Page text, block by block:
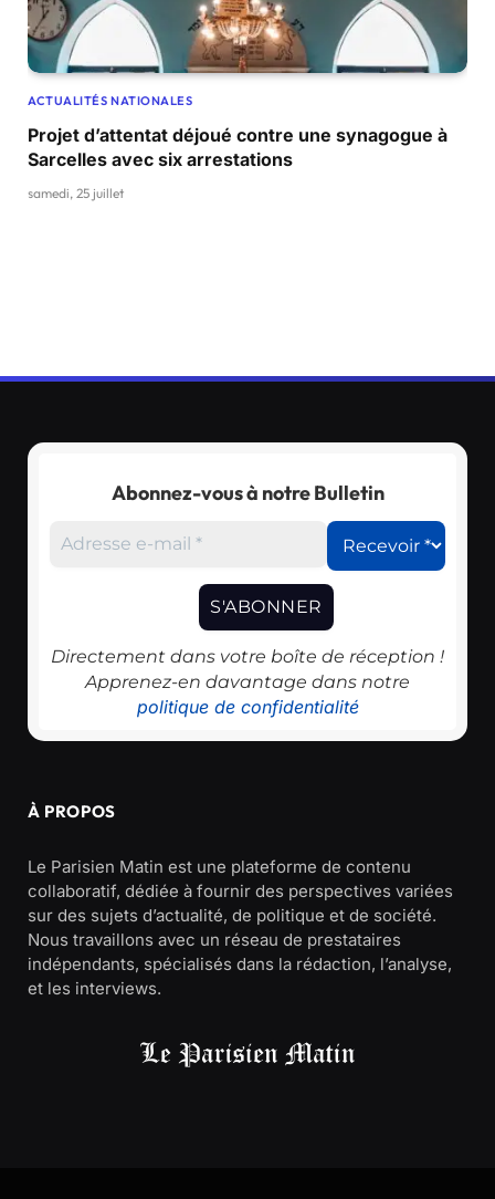
ACTUALITÉS NATIONALES
Projet d’attentat déjoué contre une synagogue à
Sarcelles avec six arrestations
samedi, 25 juillet
Abonnez-vous à notre Bulletin
Directement dans votre boîte de réception !
Apprenez-en davantage dans notre
politique de confidentialité
À PROPOS
Le Parisien Matin est une plateforme de contenu
collaboratif, dédiée à fournir des perspectives variées
sur des sujets d’actualité, de politique et de société.
Nous travaillons avec un réseau de prestataires
indépendants, spécialisés dans la rédaction, l’analyse,
et les interviews.